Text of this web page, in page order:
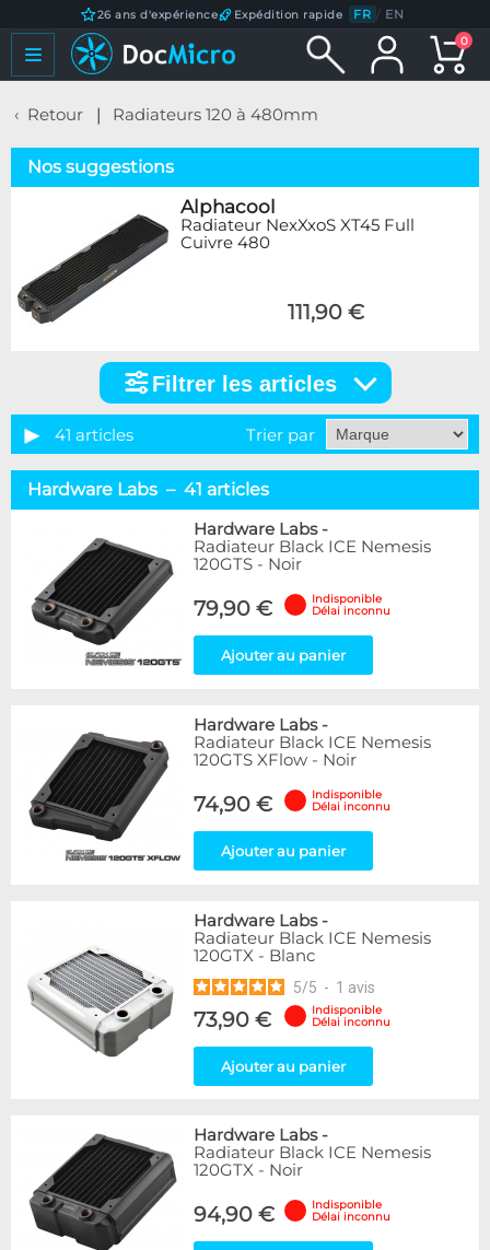
26 ans d'expérience Expédition rapide FR / EN
0
Retour Radiateurs 120 à 480mm
Nos suggestions
Alphacool
Radiateur NexXxoS XT45 Full
Cuivre 480
111,90 €
articles
Catégorie
120
7
4
8
280
360
7
420
4
67
DocMicro
1
BARROW
1
EK Water Blocks
14
Hardware Labs
41
Disponibilité / Promotions
Articles en promotions
Appliquer
Filtrer les articles
41 articles Trier par
Hardware Labs – 41 articles
Hardware Labs-
Radiateur Black ICE Nemesis
120GTS - Noir
79,90 €
Indisponible
Délai inconnu
Ajouter au panier
Hardware Labs-
Radiateur Black ICE Nemesis
120GTS XFlow - Noir
74,90 €
Indisponible
Délai inconnu
Ajouter au panier
Hardware Labs-
Radiateur Black ICE Nemesis
120GTX - Blanc
5/5 - 1 avis
73,90 €
Indisponible
Délai inconnu
Ajouter au panier
Hardware Labs-
Radiateur Black ICE Nemesis
120GTX - Noir
94,90 €
Indisponible
Délai inconnu